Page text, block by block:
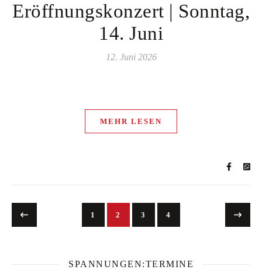
Eröffnungskonzert | Sonntag,
14. Juni
12. Juni 2026
MEHR LESEN
1 2 3 4
SPANNUNGEN:TERMINE